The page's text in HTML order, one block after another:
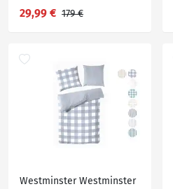
29,99 € 179 €
Westminster Westminster